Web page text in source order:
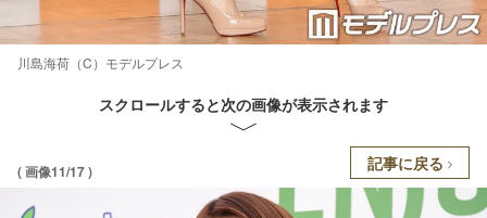
川島海荷（C）モデルプレス
スクロールすると次の画像が表示されます
( 画像11/17 ) 記事に戻る